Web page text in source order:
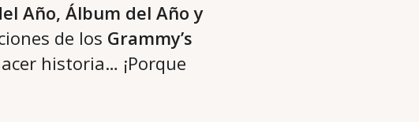
Año, Álbum del Año y
de los Grammy’s
historia… ¡Porque